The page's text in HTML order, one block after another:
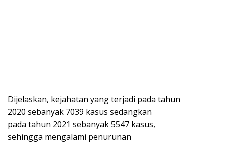
Dijelaskan, kejahatan yang terjadi pada tahun
2020 sebanyak 7039 kasus sedangkan
pada tahun 2021 sebanyak 5547 kasus,
sehingga mengalami penurunan